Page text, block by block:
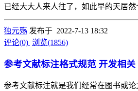
已经大大人来人往了，如此早的天居然
独元殇 发布于 2022-7-13 18:32
评论(0) 浏览(1856)
参考文献标注格式规范 开发相关
参考文献标注就是我们经常在图书或论